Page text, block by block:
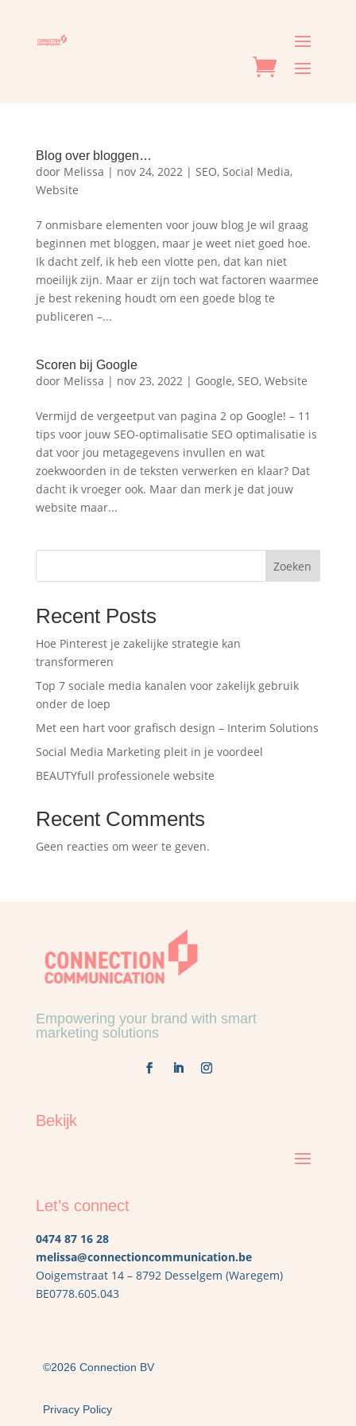
Blog over bloggen…
door Melissa | nov 24, 2022| SEO, Social Media,
Website
7 onmisbare elementen voor jouw blog Je wil graag
beginnen met bloggen, maar je weet niet goed hoe.
Ik dacht zelf, ik heb een vlotte pen, dat kan niet
moeilijk zijn. Maar er zijn toch wat factoren waarmee
je best rekening houdt om een goede blog te
publiceren –...
Scoren bij Google
door Melissa | nov 23, 2022| Google, SEO, Website
Vermijd de vergeetput van pagina 2 op Google! – 11
tips voor jouw SEO-optimalisatie SEO optimalisatie is
dat voor jou metagegevens invullen en wat
zoekwoorden in de teksten verwerken en klaar? Dat
dacht ik vroeger ook. Maar dan merk je dat jouw
website maar...
Zoeken
Recent Posts
Hoe Pinterest je zakelijke strategie kan
transformeren
Top 7 sociale media kanalen voor zakelijk gebruik
onder de loep
Met een hart voor grafisch design – Interim Solutions
Social Media Marketing pleit in je voordeel
BEAUTYfull professionele website
Recent Comments
Geen reacties om weer te geven.
Empowering your brand with smart
marketing solutions
Bekijk
Let’s connect
0474 87 16 28
melissa@connectioncommunication.be
Ooigemstraat 14 – 8792 Desselgem (Waregem)
BE0778.605.043
©2026 Connection BV
Privacy Policy